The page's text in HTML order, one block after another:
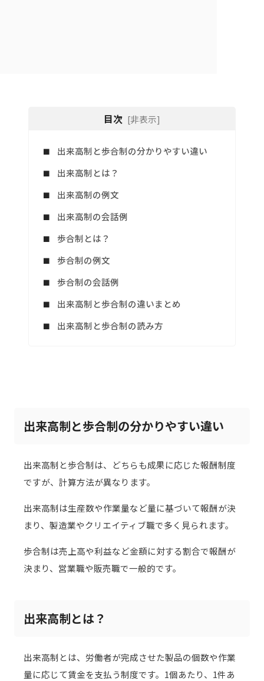
目次 [非表示]
出来高制と歩合制の分かりやすい違い
出来高制とは？
出来高制の例文
出来高制の会話例
歩合制とは？
歩合制の例文
歩合制の会話例
出来高制と歩合制の違いまとめ
出来高制と歩合制の読み方
出来高制と歩合制の分かりやすい違い
出来高制と歩合制は、どちらも成果に応じた報酬制度
ですが、計算方法が異なります。
出来高制は生産数や作業量など量に基づいて報酬が決
まり、製造業やクリエイティブ職で多く見られます。
歩合制は売上高や利益など金額に対する割合で報酬が
決まり、営業職や販売職で一般的です。
出来高制とは？
出来高制とは、労働者が完成させた製品の個数や作業
量に応じて賃金を支払う制度です。1個あたり、1件あ